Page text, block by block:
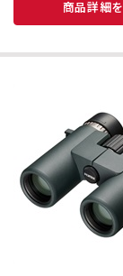
商品詳細